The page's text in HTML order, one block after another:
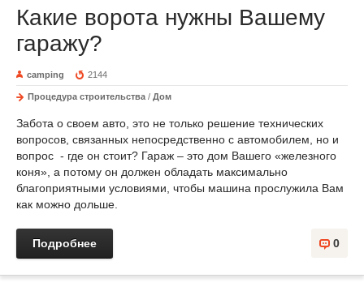
Какие ворота нужны Вашему
гаражу?
camping 2144
Процедура строительства / Дом
Забота о своем авто, это не только решение технических
вопросов, связанных непосредственно с автомобилем, но и
вопрос - где он стоит? Гараж – это дом Вашего «железного
коня», а потому он должен обладать максимально
благоприятными условиями, чтобы машина прослужила Вам
как можно дольше.
0
Подробнее